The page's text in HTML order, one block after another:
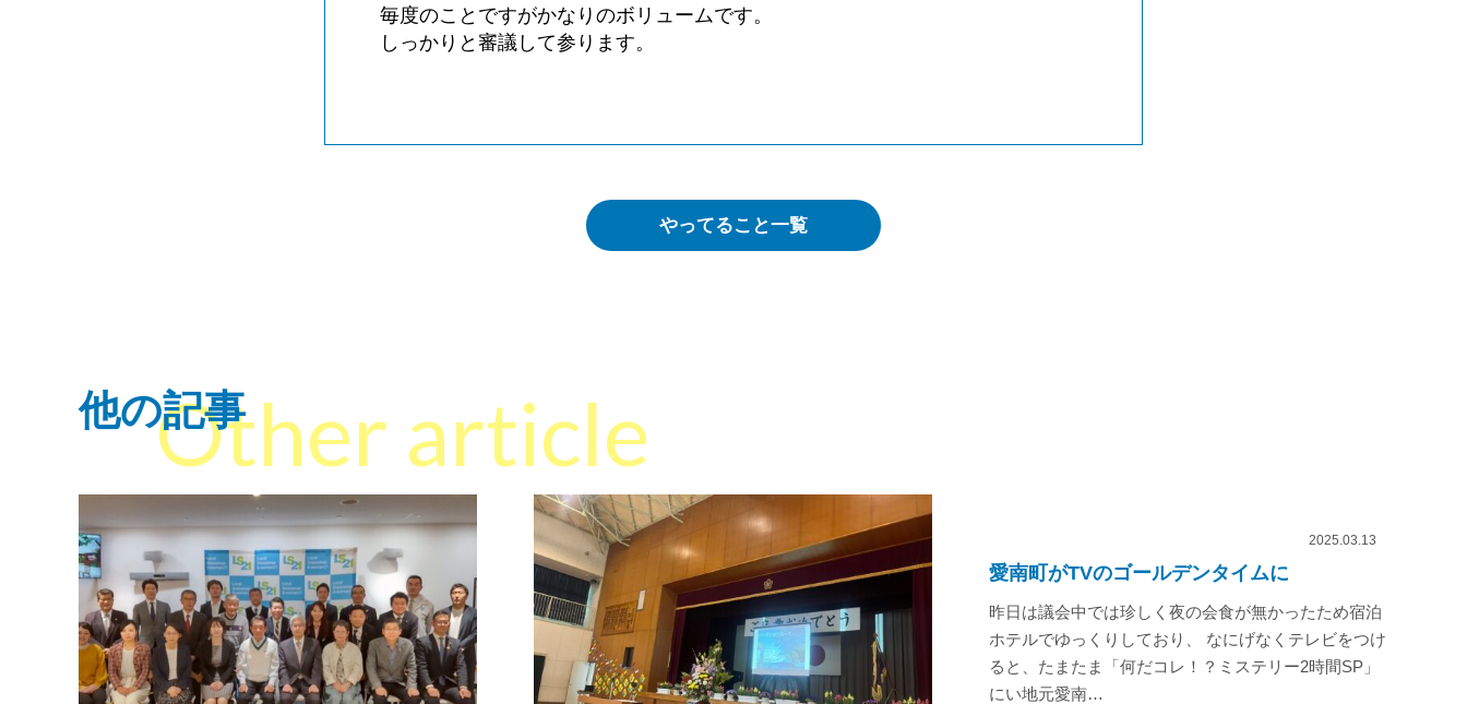
毎度のことですがかなりのボリュームです。
しっかりと審議して参ります。
やってること一覧
他の記事
Other article
2025.03.13
愛南町がTVのゴールデンタイムに
昨日は議会中では珍しく夜の会食が無かったため宿泊
ホテルでゆっくりしており、 なにげなくテレビをつけ
ると、たまたま「何だコレ！？ミステリー2時間SP」
にい地元愛南…